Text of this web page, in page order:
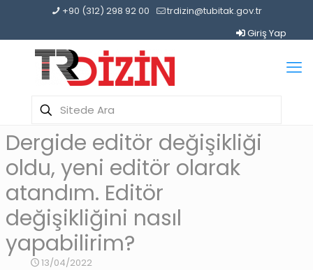
+90 (312) 298 92 00
trdizin@tubitak.gov.tr
Giriş Yap
Dergide editör değişikliği
oldu, yeni editör olarak
atandım. Editör
değişikliğini nasıl
yapabilirim?
13/04/2022